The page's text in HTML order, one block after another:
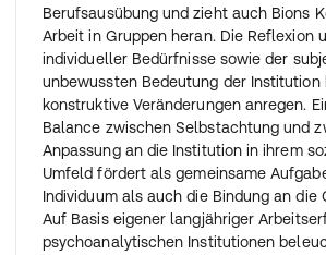
Berufsausübung und zieht auch Bions
Arbeit in Gruppen heran. Die Reflexion
individueller Bedürfnisse sowie der
unbewussten Bedeutung der Institution
konstruktive Veränderungen anregen.
Balance zwischen Selbstachtung und
Anpassung an die Institution in ihrem
Umfeld fördert als gemeinsame
Individuum als auch die Bindung an die
Auf Basis eigener langjähriger
psychoanalytischen Institutionen